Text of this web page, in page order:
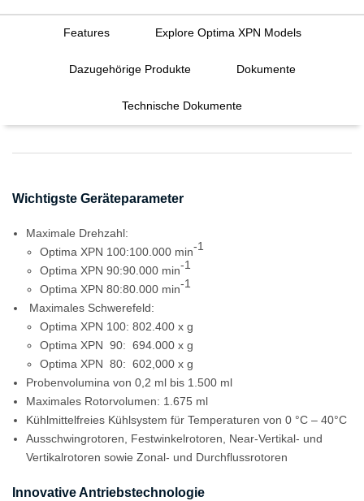
Features Explore Optima XPN Models
Dazugehörige Produkte Dokumente
Technische Dokumente
Wichtigste Geräteparameter
Maximale Drehzahl:
Optima XPN 100:100.000 min-1
Optima XPN 90:90.000 min-1
Optima XPN 80:80.000 min-1
Maximales Schwerefeld:
Optima XPN 100: 802.400 x g
Optima XPN 90: 694.000 x g
Optima XPN 80: 602,000 x g
Probenvolumina von 0,2 ml bis 1.500 ml
Maximales Rotorvolumen: 1.675 ml
Kühlmittelfreies Kühlsystem für Temperaturen von 0 °C – 40°C
Ausschwingrotoren, Festwinkelrotoren, Near-Vertikal- und
Vertikalrotoren sowie Zonal- und Durchflussrotoren
Innovative Antriebstechnologie